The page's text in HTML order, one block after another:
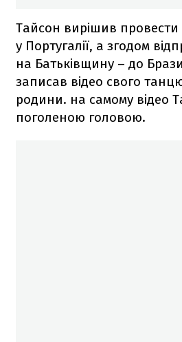
Тайсон вирішив провести
у Португалії, а згодом
на Батьківщину – до
записав відео свого
родини. на самому відео
поголеною головою.